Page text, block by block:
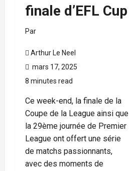
finale d’EFL Cup
Par
Arthur Le Neel
mars 17, 2025
8 minutes read
Ce week-end, la finale de la
Coupe de la League ainsi que
la 29ème journée de Premier
League ont offert une série
de matchs passionnants,
avec des moments de